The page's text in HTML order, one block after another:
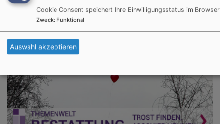
Bestattung
Cookie Consent speichert Ihre Einwilligungsstatus im Browser
Zweck: Funktional
Auswahl akzeptieren